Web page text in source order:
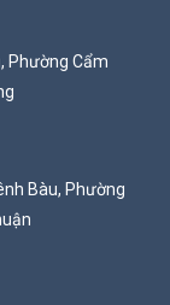
Phường Cẩm
Bàu, Phường